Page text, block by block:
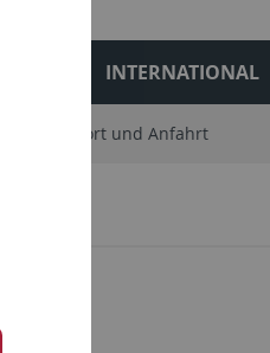
INTERNATIONAL
Standort und Anfahrt